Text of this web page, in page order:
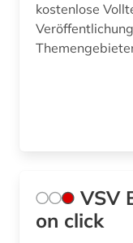
kostenlose
Veröffentlichungen zu
VSV
on click